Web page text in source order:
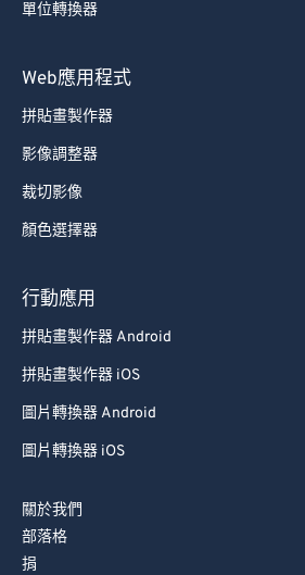
單位轉換器
Web應用程式
拼貼畫製作器
影像調整器
裁切影像
顏色選擇器
行動應用
拼貼畫製作器 Android
拼貼畫製作器 iOS
圖片轉換器 Android
圖片轉換器 iOS
關於我們
部落格
捐